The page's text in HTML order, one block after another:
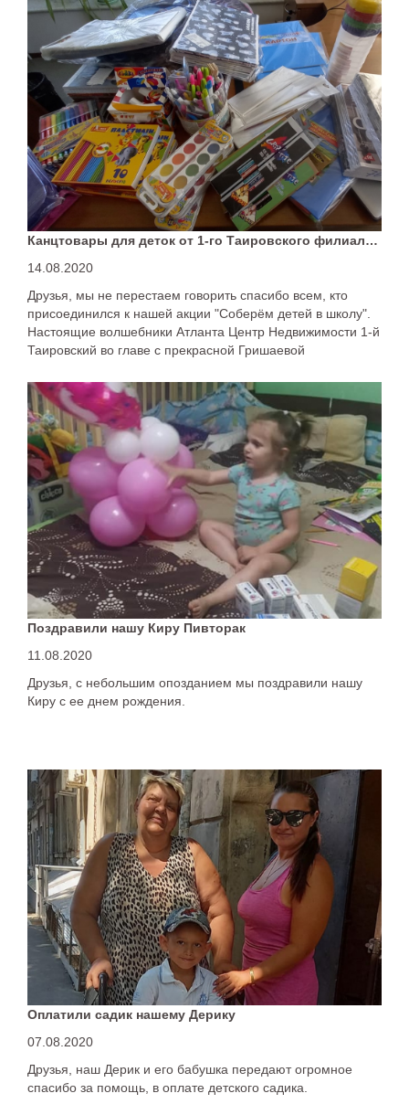
Канцтовары для деток от 1-го Таировского филиала АН "Атланта"
14.08.2020
Друзья, мы не перестаем говорить спасибо всем, кто
присоединился к нашей акции "Соберём детей в школу".
Настоящие волшебники Атланта Центр Недвижимости 1-й
Таировский во главе с прекрасной Гришаевой
Поздравили нашу Киру Пивторак
11.08.2020
Друзья, с небольшим опозданием мы поздравили нашу
Киру с ее днем рождения.
Оплатили садик нашему Дерику
07.08.2020
Друзья, наш Дерик и его бабушка передают огромное
спасибо за помощь, в оплате детского садика.